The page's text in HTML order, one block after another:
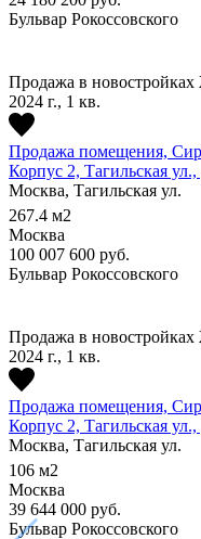
Бульвар Рокоссовского
Продажа в новостройках
2024 г., 1 кв.
Продажа помещения,
Корпус 2, Тагильская
Москва, Тагильская ул.
267.4 м2
Москва
100 007 600 руб.
Бульвар Рокоссовского
Продажа в новостройках
2024 г., 1 кв.
Продажа помещения,
Корпус 2, Тагильская
Москва, Тагильская ул.
106 м2
Москва
39 644 000 руб.
Бульвар Рокоссовского